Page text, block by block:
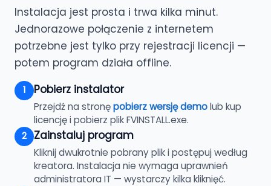
Instalacja jest prosta i trwa kilka minut.
Jednorazowe połączenie z internetem
potrzebne jest tylko przy rejestracji licencji —
potem program działa offline.
1 Pobierz instalator
Przejdź na stronępobierz wersję demolub kup
licencję i pobierz plik FVINSTALL.exe.
2 Zainstaluj program
Kliknij dwukrotnie pobrany plik i postępuj według
kreatora. Instalacja nie wymaga uprawnień
administratora IT — wystarczy kilka kliknięć.